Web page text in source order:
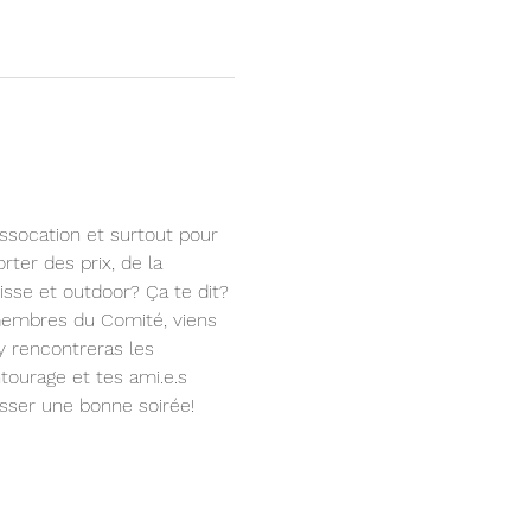
et surtout pour
des prix, de la
et outdoor? Ça te dit?
du Comité, viens
rencontreras les
et tes ami.e.s
une bonne soirée!